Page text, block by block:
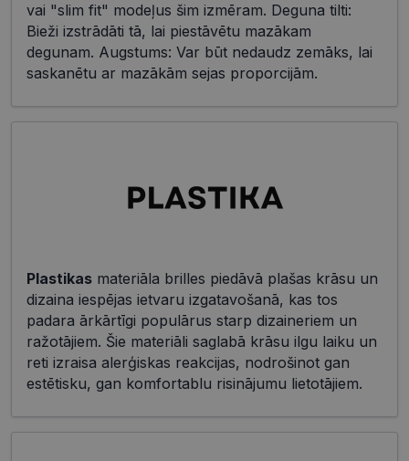
vai "slim fit" modeļus šim izmēram. Deguna tilti:
Bieži izstrādāti tā, lai piestāvētu mazākam
degunam. Augstums: Var būt nedaudz zemāks, lai
saskanētu ar mazākām sejas proporcijām.
Plastikas materiāla brilles piedāvā plašas krāsu un
dizaina iespējas ietvaru izgatavošanā, kas tos
padara ārkārtīgi populārus starp dizaineriem un
ražotājiem. Šie materiāli saglabā krāsu ilgu laiku un
reti izraisa alerģiskas reakcijas, nodrošinot gan
estētisku, gan komfortablu risinājumu lietotājiem.